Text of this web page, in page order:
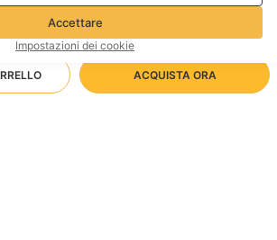
ACQUISTA ORA
sulla privacy e sui cookie
Linee guida della community
Accettare
Impostazioni dei cookie